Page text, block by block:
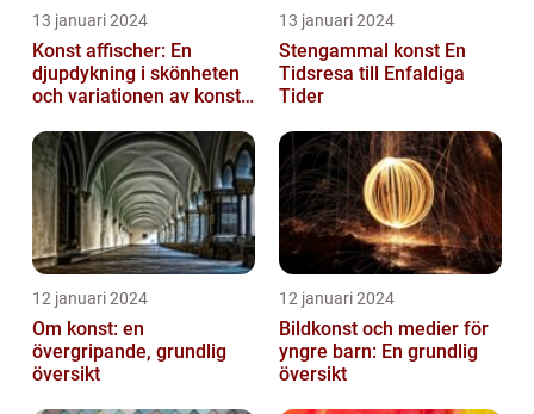
13 januari 2024
Konst affischer: En
djupdykning i skönheten
och variationen av konst
13 januari 2024
Stengammal konst En
Tidsresa till Enfaldiga
Tider
12 januari 2024
Om konst: en
övergripande, grundlig
översikt
12 januari 2024
Bildkonst och medier för
yngre barn: En grundlig
översikt